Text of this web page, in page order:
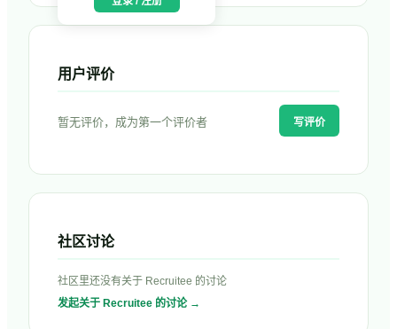
用户评价
暂无评价，成为第一个评价者 写评价
社区讨论
社区里还没有关于 Recruitee 的讨论
发起关于 Recruitee 的讨论 →